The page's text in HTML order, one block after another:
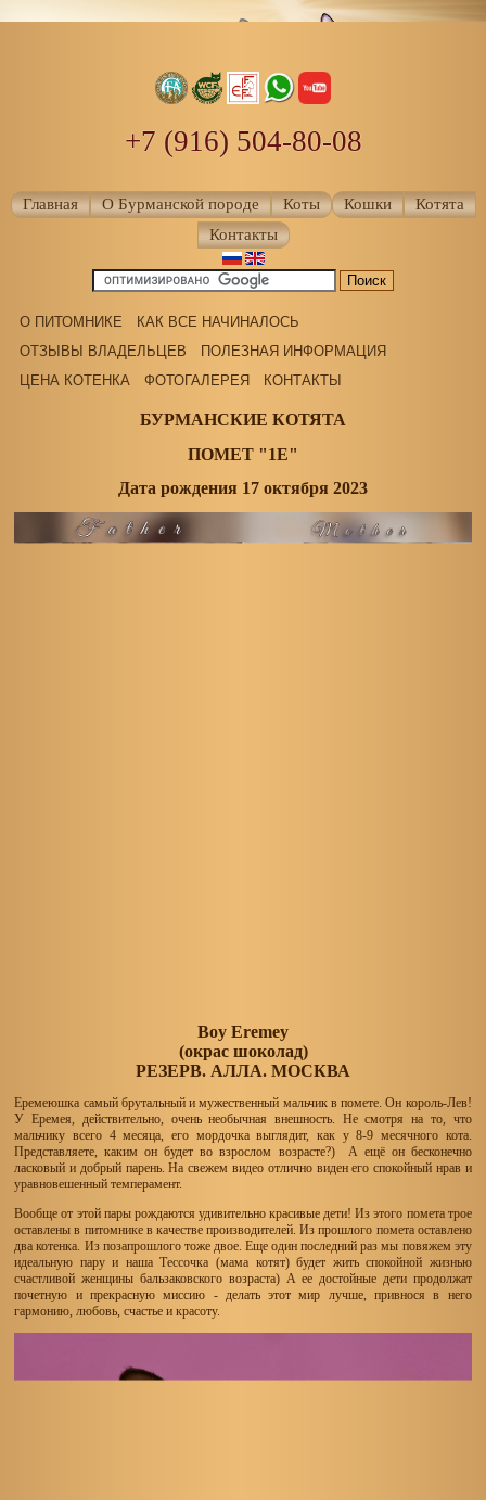
+7 (916) 504-80-08
Главная О Бурманской породе Коты Кошки
Котята
Контакты
О ПИТОМНИКЕ
КАК ВСЕ НАЧИНАЛОСЬ
ОТЗЫВЫ ВЛАДЕЛЬЦЕВ
ПОЛЕЗНАЯ ИНФОРМАЦИЯ
ЦЕНА КОТЕНКА
ФОТОГАЛЕРЕЯ КОНТАКТЫ
БУРМАНСКИЕ КОТЯТА
ПОМЕТ "1E"
Дата рождения 17 октября 2023
Boy Eremey
(окрас шоколад)
РЕЗЕРВ. АЛЛА. МОСКВА
Еремеюшка самый брутальный и мужественный мальчик в помете. Он король-Лев!
У Еремея, действительно, очень необычная внешность. Не смотря на то, что
мальчику всего 4 месяца, его мордочка выглядит, как у 8-9 месячного кота.
Представляете, каким он будет во взрослом возрасте?) А ещё он бесконечно
ласковый и добрый парень. На свежем видео отлично виден его спокойный нрав и
уравновешенный темперамент.
Вообще от этой пары рождаются удивительно красивые дети! Из этого помета трое
оставлены в питомнике в качестве производителей. Из прошлого помета оставлено
два котенка. Из позапрошлого тоже двое. Еще один последний раз мы повяжем эту
идеальную пару и наша Тессочка (мама котят) будет жить спокойной жизнью
счастливой женщины бальзаковского возраста) А ее достойные дети продолжат
почетную и прекрасную миссию - делать этот мир лучше, привнося в него
гармонию, любовь, счастье и красоту.